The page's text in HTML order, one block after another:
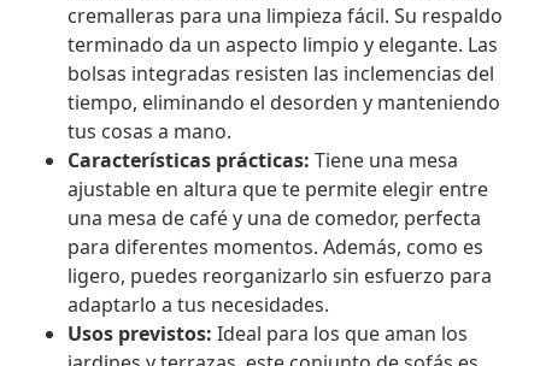
cremalleras para una limpieza fácil. Su respaldo
terminado da un aspecto limpio y elegante. Las
bolsas integradas resisten las inclemencias del
tiempo, eliminando el desorden y manteniendo
tus cosas a mano.
Características prácticas: Tiene una mesa
ajustable en altura que te permite elegir entre
una mesa de café y una de comedor, perfecta
para diferentes momentos. Además, como es
ligero, puedes reorganizarlo sin esfuerzo para
adaptarlo a tus necesidades.
Usos previstos: Ideal para los que aman los